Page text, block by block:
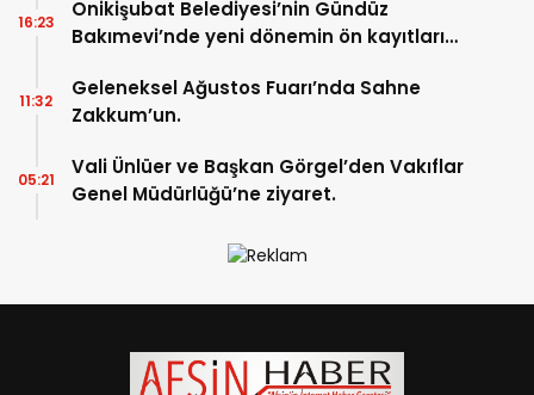
Onikişubat Belediyesi’nin Gündüz
Bakımevi’nde yeni dönemin ön kayıtları
16:23
Geleneksel Ağustos Fuarı’nda Sahne
Zakkum’un.
11:32
Vali Ünlüer ve Başkan Görgel’den Vakıflar
Genel Müdürlüğü’ne ziyaret.
05:21